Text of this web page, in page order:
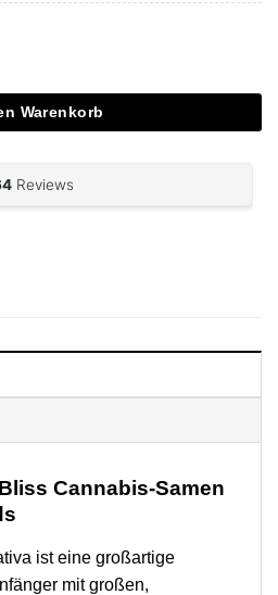
Seeds Menge
Warenkorb
Cannabis-Samen
ist eine großartige
mit großen,